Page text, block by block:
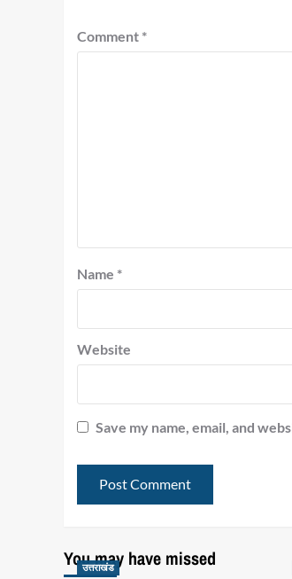
Comment *
Name *
Website
Save my name, email, and
You may have missed
उत्तराखंड